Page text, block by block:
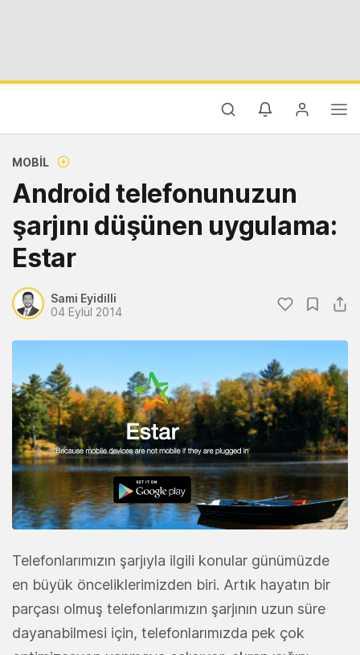
MOBIL
Android telefonunuzun
şarjını düşünen uygulama:
Estar
Sami Eyidilli
04 Eylül 2014
Telefonlarımızın şarjıyla ilgili konular günümüzde
en büyük önceliklerimizden biri. Artık hayatın bir
parçası olmuş telefonlarımızın şarjının uzun süre
dayanabilmesi için, telefonlarımızda pek çok